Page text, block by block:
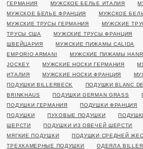
ГЕРМАНИЯ
МУЖСКОЕ БЕЛЬЕ ИТАЛИЯ
МУЖСКОЕ БЕЛЬЕ ФРАНЦИЯ
МУЖСКОЕ
МУЖСКИЕ ТРУСЫ ГЕРМАНИЯ
МУЖСКИЕ
ТРУСЫ США
МУЖСКИЕ ТРУСЫ ФРАНЦИЯ
ШВЕЙЦАРИЯ
МУЖСКИЕ ПИЖАМЫ CALIDA
EMPORIO ARMANI
МУЖСКИЕ ПИЖАМЫ
JOCKEY
МУЖСКИЕ НОСКИ ГЕРМАНИЯ
ИТАЛИЯ
МУЖСКИЕ НОСКИ ФРАНЦИЯ
ПОДУШКИ BILLERBECK
ПОДУШКИ BLANC
BRINKHAUS
ПОДУШКИ GERMAN GRASS
ПОДУШКИ ГЕРМАНИЯ
ПОДУШКИ ФРАНЦИЯ
ПОДУШКИ
ПУХОВЫЕ ПОДУШКИ
ШЕРСТИ
ПОДУШКИ ИЗ ОВЕЧЕЙ ШЕРСТИ
МЯГКИЕ ПОДУШКИ
ПОДУШКИ СРЕДНЕЙ
ТРЕХКАМЕРНЫЕ ПОДУШКИ
ОДЕЯЛА